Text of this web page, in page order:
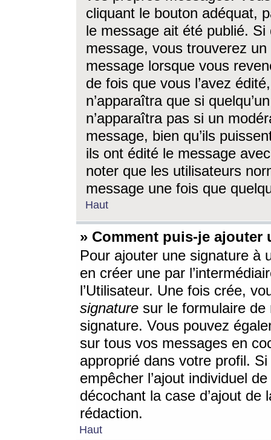
cliquant le bouton adéquat,
le message ait été publié. Si
message, vous trouverez
message lorsque vous
de fois que vous l’avez
n’apparaîtra que si
n’apparaîtra pas si un
message, bien qu’ils
ils ont édité le message
noter que les utilisateurs
message une fois que
Haut
» Comment puis-je ajouter
Pour ajouter une signature à
en créer une par
l’Utilisateur. Une fois crée,
signature sur le formulaire de
signature. Vous pouvez
sur tous vos messages en
approprié dans votre profil.
empêcher l’ajout individuel
décochant la case d’ajout
rédaction.
Haut